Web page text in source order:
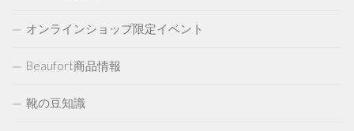
オンラインショップ限定イベント
Beaufort商品情報
靴の豆知識